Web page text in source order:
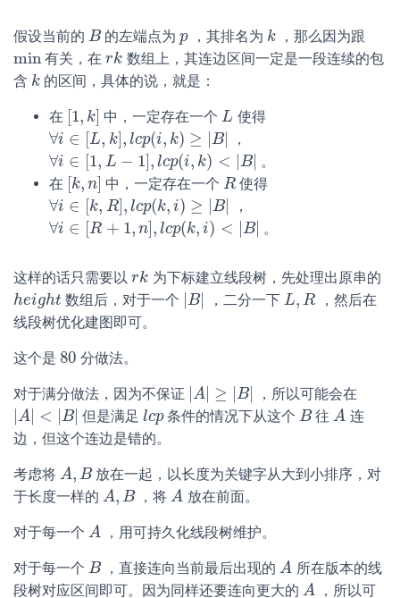
假设当前的 B
B的左端点为p
p，其排名为 k
k ，那么因为跟
min
min 有关，在rk
rk 数组上，其连边区间一定是一段连续的包
含 k
k 的区间，具体的说，就是：
在 [1, k]
1, k] 中，一定存在一个L
L 使得
∀i ∈ [L, k], lcp(i, k) ≥ |B|
∀i∈[L k], cp (i,k)≥|B| ，
∀i ∈ [1, L − 1], lcp(i, k) < | B|
∀i∈[1 L−1 ],lc p i k)<|B|
。
在 [k, n]
k, n] 中，一定存在一个R
R 使得
∀i ∈ [k, R], lcp(k, i) ≥ |B|
∀i∈[k R] ,lc p (k,i)≥|B| ，
∀i ∈ [R + 1, n], lcp(k, i) < | B|
∀i∈[R +1 ,n] ,lc p( k ,i)<|B| 。
这样的话只需要以 rk
rk 为下标建立线段树，先处理出原串的
height
height 数组后，对于一个 |B|
|B| ，二分一下 L, R
L,R
，然后在
线段树优化建图即可。
这个是 80
80 分做法。
对于满分做法，因为不保证 | A | ≥ |B|
A| ≥|B ，所以可能会在
| A | < |B|
A| <|B 但是满足 lcp
lcp条件的情况下从这个 B
B往A
A 连
边，但这个连边是错的。
考虑将 A, B
A,B 放在一起，以长度为关键字从大到小排序，对
于长度一样的 A, B
A,B ，将A
A 放在前面。
对于每一个 A
A
，用可持久化线段树维护。
对于每一个 B
B，直接连向当前最后出现的A
A 所在版本的线
段树对应区间即可。因为同样还要连向更大的 A
A
，所以可